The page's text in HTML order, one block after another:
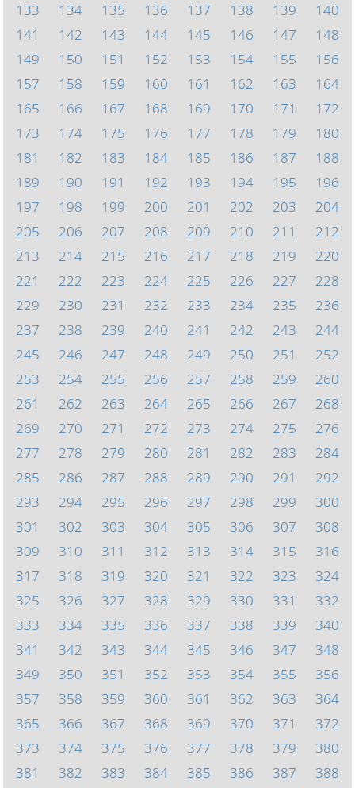
133
134 135 136 137 138 139
140
141
142 143 144 145 146 147
148
149
150 151 152 153 154 155
156
157
158 159 160 161 162 163
164
165
166 167 168 169 170 171
172
173
174 175 176 177 178 179
180
181
182 183 184 185 186 187
188
189
190 191 192 193 194 195
196
197
198 199 200 201 202 203
204
205
206 207 208 209 210 211
212
213
214 215 216 217 218 219
220
221
222 223 224 225 226 227
228
229
230 231 232 233 234 235
236
237
238 239 240 241 242 243
244
245
246 247 248 249 250 251
252
253
254 255 256 257 258 259
260
261
262 263 264 265 266 267
268
269
270 271 272 273 274 275
276
277
278 279 280 281 282 283
284
285
286 287 288 289 290 291
292
293
294 295 296 297 298 299
300
301
302 303 304 305 306 307
308
309
310 311 312 313 314 315
316
317
318 319 320 321 322 323
324
325
326 327 328 329 330 331
332
333
334 335 336 337 338 339
340
341
342 343 344 345 346 347
348
349
350 351 352 353 354 355
356
357
358 359 360 361 362 363
364
365
366 367 368 369 370 371
372
373
374 375 376 377 378 379
380
381
382 383 384 385 386 387 388